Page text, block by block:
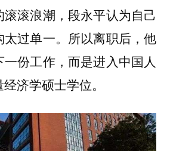
滚浪潮，段永平认为自己
过单一。所以离职后，他
份工作，而是进入中国人
济学硕士学位。